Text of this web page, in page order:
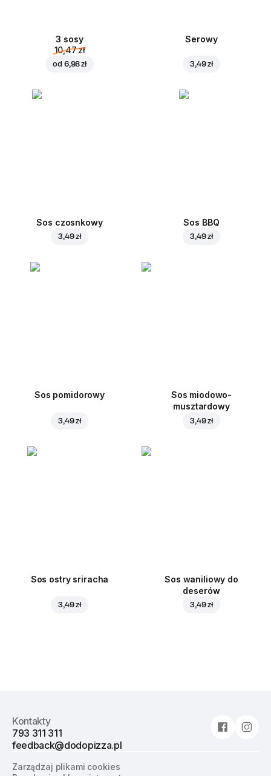
3 sosy
10,47 zł
od 6,98 zł
Serowy
3,49 zł
Sos czosnkowy
3,49 zł
Sos BBQ
3,49 zł
Sos pomidorowy
3,49 zł
Sos miodowo-
musztardowy
3,49 zł
Sos ostry sriracha
3,49 zł
Sos waniliowy do
deserów
3,49 zł
Kontakty
793 311 311
feedback@dodopizza.pl
Zarządzaj plikami cookies